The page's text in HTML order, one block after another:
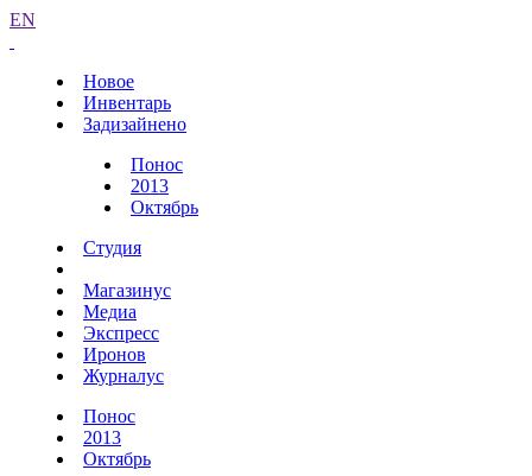
EN
Новое
Инвентарь
Задизайнено
Понос
2013
Октябрь
Студия
Магазинус
Медиа
Экспресс
Иронов
Журналус
Понос
2013
Октябрь